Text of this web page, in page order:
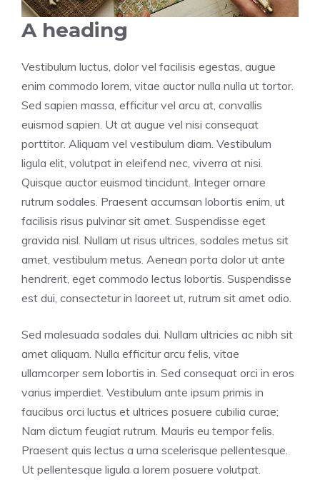
A heading
Vestibulum luctus, dolor vel facilisis egestas, augue
enim commodo lorem, vitae auctor nulla nulla ut tortor.
Sed sapien massa, efficitur vel arcu at, convallis
euismod sapien. Ut at augue vel nisi consequat
porttitor. Aliquam vel vestibulum diam. Vestibulum
ligula elit, volutpat in eleifend nec, viverra at nisi.
Quisque auctor euismod tincidunt. Integer ornare
rutrum sodales. Praesent accumsan lobortis enim, ut
facilisis risus pulvinar sit amet. Suspendisse eget
gravida nisl. Nullam ut risus ultrices, sodales metus sit
amet, vestibulum metus. Aenean porta dolor ut ante
hendrerit, eget commodo lectus lobortis. Suspendisse
est dui, consectetur in laoreet ut, rutrum sit amet odio.
Sed malesuada sodales dui. Nullam ultricies ac nibh sit
amet aliquam. Nulla efficitur arcu felis, vitae
ullamcorper sem lobortis in. Sed consequat orci in eros
varius imperdiet. Vestibulum ante ipsum primis in
faucibus orci luctus et ultrices posuere cubilia curae;
Nam dictum feugiat rutrum. Mauris eu tempor felis.
Praesent quis lectus a urna scelerisque pellentesque.
Ut pellentesque ligula a lorem posuere volutpat.